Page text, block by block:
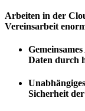
Arbeiten in der
Vereinsarbeit
Daten durch
Sicherheit